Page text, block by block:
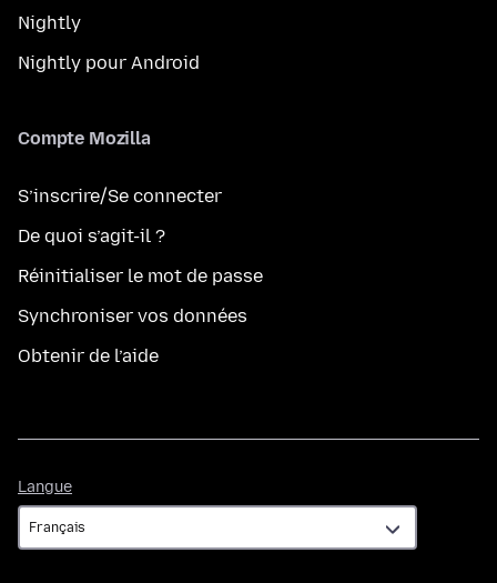
Nightly
Nightly pour Android
Compte Mozilla
S’inscrire/Se connecter
De quoi s’agit-il ?
Réinitialiser le mot de passe
Synchroniser vos données
Obtenir de l’aide
Langue